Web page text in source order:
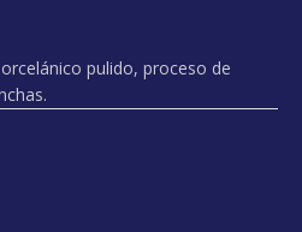
pulido, proceso de